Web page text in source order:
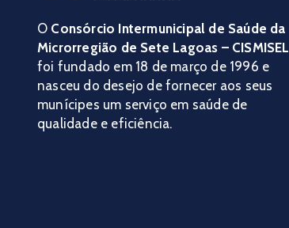
O Consórcio Intermunicipal de Saúde da
Microrregião de Sete Lagoas – CISMISEL
foi fundado em 18 de março de 1996 e
nasceu do desejo de fornecer aos seus
munícipes um serviço em saúde de
qualidade e eficiência.